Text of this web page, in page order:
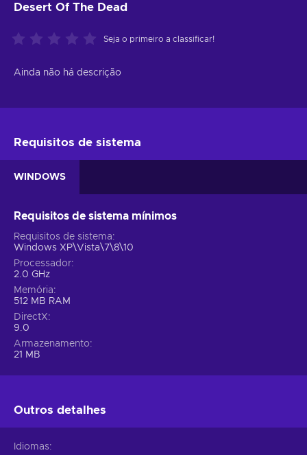
Desert Of The Dead
Seja o primeiro a classificar!
Ainda não há descrição
Requisitos de sistema
WINDOWS
Requisitos de sistema mínimos
Requisitos de sistema
Windows XP\Vista\7\8\10
Processador
2.0 GHz
Memória
512 MB RAM
DirectX
9.0
Armazenamento
21 MB
Outros detalhes
Idiomas